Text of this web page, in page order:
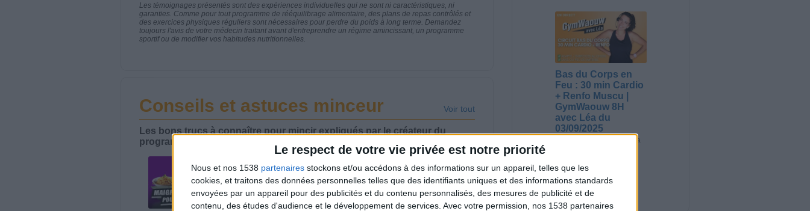
Le respect de votre vie privée est notre priorité
Nous et nos 1538 partenaires stockons et/ou accédons à des informations sur un appareil, telles que les
cookies, et traitons des données personnelles telles que des identifiants uniques et des informations standards
envoyées par un appareil pour des publicités et du contenu personnalisés, des mesures de publicité et de
contenu, des études d'audience et le développement de services. Avec votre permission, nos 1538 partenaires
Les témoignages présentés sont des expériences individuelles qui ne sont ni caractéristiques, ni
garanties. Comme pour tout programme de rééquilibrage alimentaire, des plans de repas contrôlés et
des exercices physiques réguliers sont nécessaires pour perdre du poids à long terme. Demandez
toujours l'avis de votre médecin traitant avant d'entreprendre un régime amincissant, un programme
sportif ou de modifier vos habitudes nutritionnelles.
Conseils et astuces minceur Voir tout
Les bons trucs à connaître pour mincir expliqués par le créateur du
programme Savoir Maigrir.
Bas du Corps en
Feu : 30 min Cardio
+ Renfo Muscu |
GymWaouw 8H
avec Léa du
03/09/2025
Sport pour maigrir à la
Nouveautés